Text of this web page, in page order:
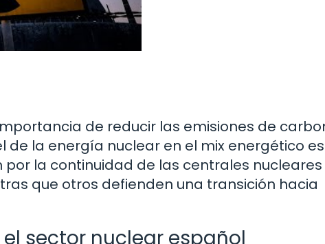
de reducir las emisiones de
la energía nuclear en el mix energético
la continuidad de las centrales
que otros defienden una transición hacia
sector nuclear español